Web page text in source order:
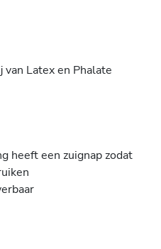
van Latex en Phalate
heeft een zuignap zodat